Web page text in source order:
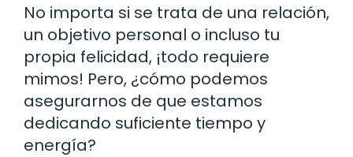
No importa si se trata de una relación,
un objetivo personal o incluso tu
propia felicidad, ¡todo requiere
mimos! Pero, ¿cómo podemos
asegurarnos de que estamos
dedicando suficiente tiempo y
energía?